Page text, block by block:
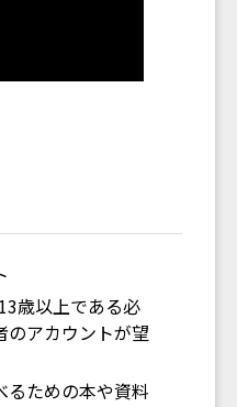
歳以上である必
のアカウントが望
るための本や資料